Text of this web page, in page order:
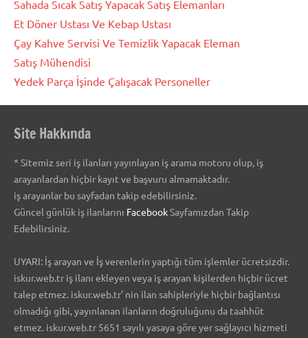
Sahada Sıcak Satış Yapacak Satış Elemanları
Et Döner Ustası Ve Kebap Ustası
Çay Kahve Servisi Ve Temizlik Yapacak Eleman
Satış Mühendisi
Yedek Parça İşinde Çalışacak Personeller
Site Hakkında
* Sitemiz seri iş ilanları yayınlayan iş arama motoru olup, iş
arayanlardan hiçbir kayıt ve başvuru almamaktadır.
iş arayanlar bu sayfadan takip edebilirsiniz.
Güncel günlük iş ilanlarını FacebookSayfamızdan Takip
Edebilirsiniz.
UYARI: İş arayan ve İş verenlerin yaptığı tüm işlemler ücretsizdir.
iskur.web.tr iş ilanı ekleyen veya iş arayan kişilerden hiçbir ücret
talep etmez. iskur.web.tr’ nin ilan sahipleriyle hiçbir bağlantısı
olmadığı gibi, yayınlanan ilanların doğruluğunu da taahhüt
etmez. iskur.web.tr 5651 sayılı yasaya göre yer sağlayıcı hizmeti